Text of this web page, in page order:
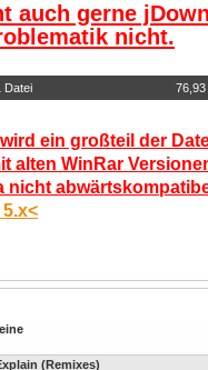
auch gerne
nicht.
Datei 76,93
ein großteil der
alten WinRar
nicht
(Remixes)